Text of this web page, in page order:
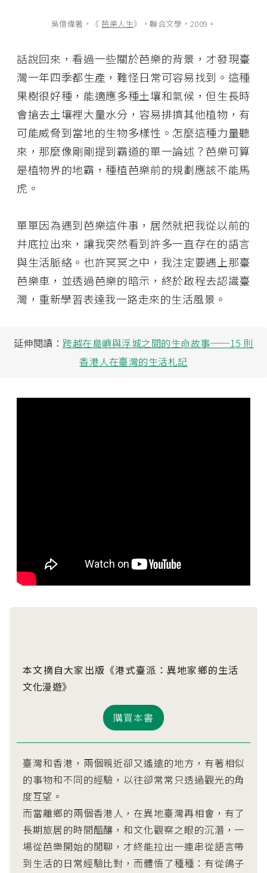
吳億偉著，《芭樂人生》，聯合文學，2009。
話說回來，看過一些關於芭樂的背景，才發現臺
灣一年四季都生產，難怪日常可容易找到。這種
果樹很好種，能適應多種土壤和氣候，但生長時
會搶去土壤裡大量水分，容易排擠其他植物，有
可能威脅到當地的生物多樣性。怎麼這種力量聽
來，那麼像剛剛提到霸道的單一論述？芭樂可算
是植物界的地霸，種植芭樂前的規劃應該不能馬
虎。
單單因為遇到芭樂這件事，居然就把我從以前的
井底拉出來，讓我突然看到許多一直存在的語言
與生活脈絡。也許冥冥之中，我注定要遇上那臺
芭樂車，並透過芭樂的暗示，終於啟程去認識臺
灣，重新學習表達我一路走來的生活風景。
延伸閱讀： 跨越在島嶼與浮城之間的生命故事──15 則
香港人在臺灣的生活札記
本文摘自大家出版《港式臺派：異地家鄉的生活
文化漫遊》
購買本書
臺灣和香港，兩個親近卻又遙遠的地方，有著相似
的事物和不同的經驗，以往卻常常只透過觀光的角
度互望。
而當離鄉的兩個香港人，在異地臺灣再相會，有了
長期旅居的時間醞釀，和文化觀察之眼的沉潛，一
場從芭樂開始的閒聊，才終能拉出一連串從語言帶
到生活的日常經驗比對，而體悟了種種：有從鴿子